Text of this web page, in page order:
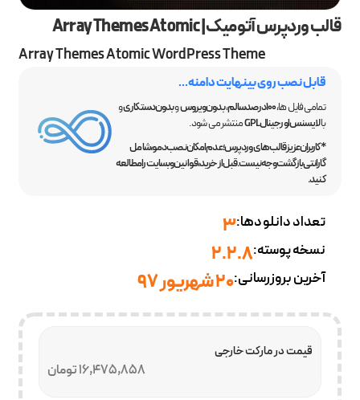
قالب وردپرس آتومیک | Array Themes Atomic
Array Themes Atomic WordPress Theme
قابل نصب روی بینهایت دامنه...
تمامی فایل ها،100 درصد سالم ،بدون ویروسوبدون دستکاریو
بالایسنس اورجینال GPL
منتشر می شود.
*کاربران عزیز قالب‌های وردپرس؛ عدم امکان نصب دمو، شامل
گارانتی بازگشت وجه نیست. قبل از خرید، قوانین وبسایت را مطالعه
کنید.
تعداد دانلودها:3
نسخه پوسته:2.2.8
آخرین بروزرسانی:۲۰ شهریور ۹۷
16,475,858 تومان
قیمت در مارکت خارجی